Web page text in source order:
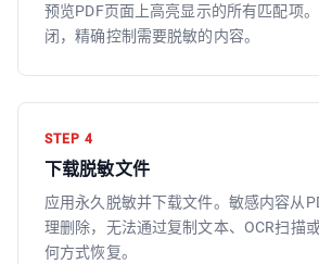
预览PDF页面上高亮显示的所有匹配项
闭，精确控制需要脱敏的内容。
STEP 4
下载脱敏文件
应用永久脱敏并下载文件。敏感内容从
理删除，无法通过复制文本、OCR扫描
何方式恢复。